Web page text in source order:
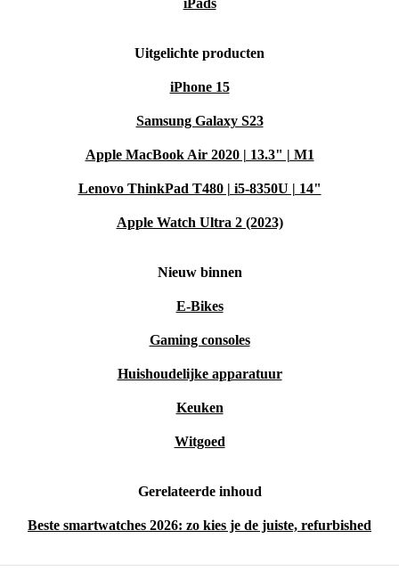
Door te kiezen voor een refurbished smartwatch van
refurbed help je e-waste verminderen en geef je
een positieve impact op het milieu, zonder in te leveren
op kwaliteit of gebruiksgemak.
Jouw voordelen bij refurbed
Minimaal 12 maanden garantieop je refurbished smartwatch
leven met de refurbished Google Pixel Watch (2022) van
iPads
Uitgelichte producten
iPhone 15
Samsung Galaxy S23
Apple MacBook Air 2020 | 13.3" | M1
Lenovo ThinkPad T480 | i5-8350U | 14"
Apple Watch Ultra 2 (2023)
Nieuw binnen
E-Bikes
Gaming consoles
Huishoudelijke apparatuur
Keuken
Witgoed
Gerelateerde inhoud
Beste smartwatches 2026: zo kies je de juiste, refurbished